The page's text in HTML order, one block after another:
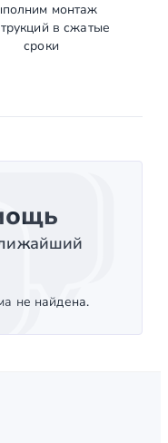
монтаж
в сжатые
сроки
не найдена.